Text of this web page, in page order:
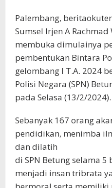
Palembang,
Sumsel Irjen A
membuka dimulainya
pembentukan Bintara
gelombang I T.A. 2024
Polisi Negara (SPN)
pada Selasa (13/2/2024).
Sebanyak 167 orang
pendidikan, menimba
dan dilatih
di SPN Betung selama
menjadi insan tribrata